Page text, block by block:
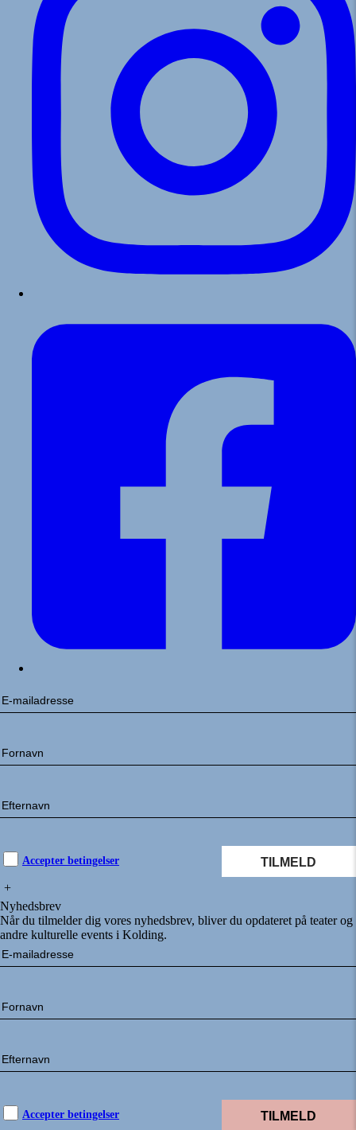
Accepter betingelser
+
Nyhedsbrev
Når du tilmelder dig vores nyhedsbrev, bliver du opdateret på teater og
andre kulturelle events i Kolding.
Accepter betingelser